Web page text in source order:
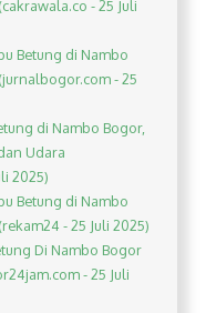
- 25 Juli
Betung di Nambo
- 25
di Nambo Bogor,
Udara
2025)
Betung di Nambo
- 25 Juli 2025)
Di Nambo Bogor
- 25 Juli